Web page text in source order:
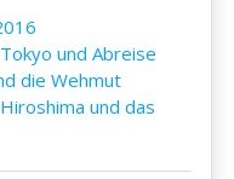
und Abreise
die Wehmut
und das